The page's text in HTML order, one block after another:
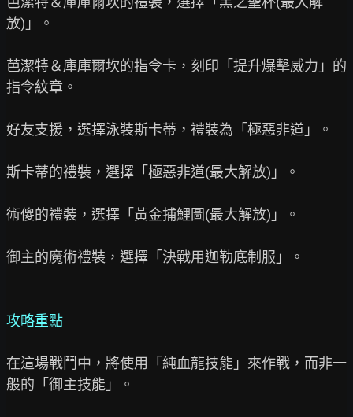
放)」。
芭潔特＆庫庫爾坎的指令卡，刻印「提升爆擊威力」的
指令紋章。
好友支援，選擇泳裝斯卡蒂，禮裝為「極惡非道」。
斯卡蒂的禮裝，選擇「極惡非道(最大解放)」。
術傻的禮裝，選擇「黃金捕鯉圖(最大解放)」。
御主的魔術禮裝，選擇「決戰用迦勒底制服」。
攻略重點
在這場戰鬥中，將使用「純血龍技能」來作戰，而非一
般的「御主技能」。